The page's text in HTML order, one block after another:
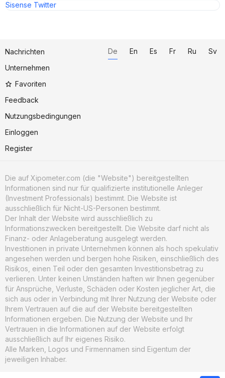
Sisense Twitter
Nachrichten
Unternehmen
Favoriten
Feedback
Nutzungsbedingungen
Einloggen
Register
De En Es Fr Ru Sv
Die auf Xipometer.com (die "Website") bereitgestellten
Informationen sind nur für qualifizierte institutionelle Anleger
(Investment Professionals) bestimmt. Die Website ist
ausschließlich für Nicht-US-Personen bestimmt.
Der Inhalt der Website wird ausschließlich zu
Informationszwecken bereitgestellt. Die Website darf nicht als
Finanz- oder Anlageberatung ausgelegt werden.
Investitionen in private Unternehmen können als hoch spekulativ
angesehen werden und bergen hohe Risiken, einschließlich des
Risikos, einen Teil oder den gesamten Investitionsbetrag zu
verlieren. Unter keinen Umständen haften wir Ihnen gegenüber
für Ansprüche, Verluste, Schäden oder Kosten jeglicher Art, die
sich aus oder in Verbindung mit Ihrer Nutzung der Website oder
Ihrem Vertrauen auf die auf der Website bereitgestellten
Informationen ergeben. Die Nutzung der Website und Ihr
Vertrauen in die Informationen auf der Website erfolgt
ausschließlich auf Ihr eigenes Risiko.
Alle Marken, Logos und Firmennamen sind Eigentum der
jeweiligen Inhaber.